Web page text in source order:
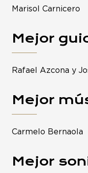
Marisol Carnicero
Mejor
Rafael Azcona y
Mejor
Carmelo Bernaola
Mejor